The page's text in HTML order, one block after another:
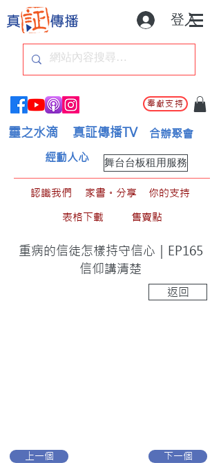
登入
奉獻支持
靈之水滴 真証傳播TV 合辦聚會
舞台台板租用服務
經動人心
認識我們 家書。分享
你的支持
表格下載
售賣點
重病的信徒怎樣持守信心｜EP165
信仰講清楚
返回
上一個 下一個